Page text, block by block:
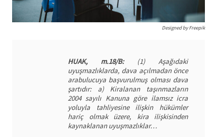
Designed by Freepik
HUAK, m.18/B:(1) Aşağıdaki
uyuşmazlıklarda, dava açılmadan önce
arabulucuya başvurulmuş olması dava
şartıdır: a) Kiralanan taşınmazların
2004 sayılı Kanuna göre ilamsız icra
yoluyla tahliyesine ilişkin hükümler
hariç olmak üzere, kira ilişkisinden
kaynaklanan uyuşmazlıklar…